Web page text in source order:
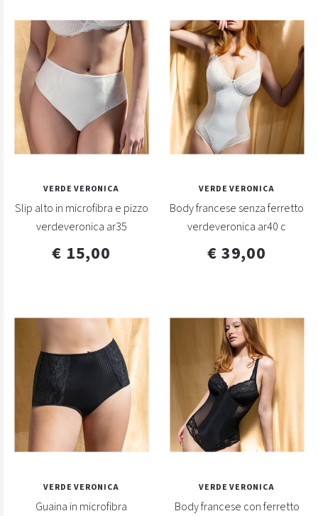
VERDE VERONICA
Slip alto in microfibra e pizzo
verdeveronica ar35
€ 15,00
VERDE VERONICA
Body francese senza ferretto
verdeveronica ar40 c
€ 39,00
VERDE VERONICA
Guaina in microfibra
VERDE VERONICA
Body francese con ferretto